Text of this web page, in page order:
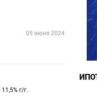
05 июня 2024
г/г.